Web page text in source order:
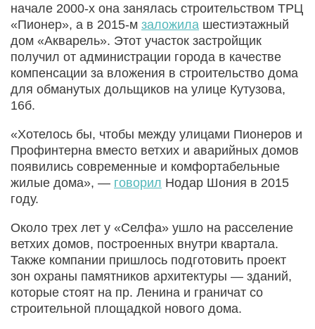
начале 2000-х она занялась строительством ТРЦ
«Пионер», а в 2015-м заложила шестиэтажный
дом «Акварель». Этот участок застройщик
получил от администрации города в качестве
компенсации за вложения в строительство дома
для обманутых дольщиков на улице Кутузова,
16б.
«Хотелось бы, чтобы между улицами Пионеров и
Профинтерна вместо ветхих и аварийных домов
появились современные и комфортабельные
жилые дома», — говорил Нодар Шония в 2015
году.
Около трех лет у «Селфа» ушло на расселение
ветхих домов, построенных внутри квартала.
Также компании пришлось подготовить проект
зон охраны памятников архитектуры — зданий,
которые стоят на пр. Ленина и граничат со
строительной площадкой нового дома.